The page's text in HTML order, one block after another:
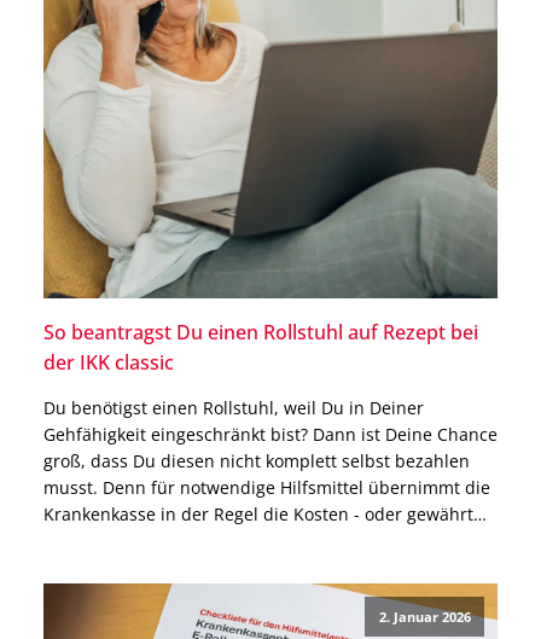
So beantragst Du einen Rollstuhl auf Rezept bei
der IKK classic
Du benötigst einen Rollstuhl, weil Du in Deiner
Gehfähigkeit eingeschränkt bist? Dann ist Deine Chance
groß, dass Du diesen nicht komplett selbst bezahlen
musst. Denn für notwendige Hilfsmittel übernimmt die
Krankenkasse in der Regel die Kosten - oder gewährt
2. Januar 2026